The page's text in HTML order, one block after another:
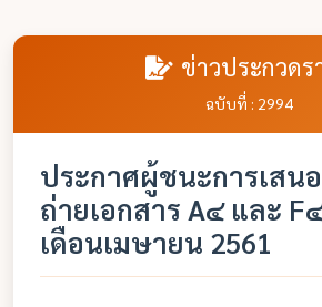
ข่าวประกวดร
ฉบับที่ : 2994
ประกาศผู้ชนะการเสน
ถ่ายเอกสาร A๔ และ F
เดือนเมษายน 2561